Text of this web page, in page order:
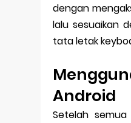
dengan
lalu sesuaikan
tata letak
Android
Setelah